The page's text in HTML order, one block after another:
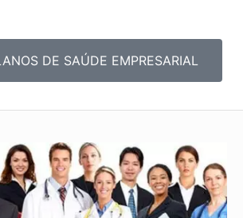
DE SAÚDE EMPRESARIAL